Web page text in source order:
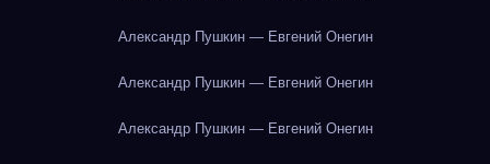
Александр Пушкин — Евгений Онегин
Александр Пушкин — Евгений Онегин
Александр Пушкин — Евгений Онегин